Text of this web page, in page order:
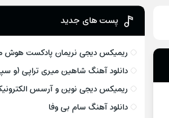
پست های جدید
ریمیکس دیجی نریمان پادکست هوش
دانلود آهنگ شاهین میری تراپی (و
ریمیکس دیجی نوین و آرسس الکترونیک
دانلود آهنگ سام بی وفا